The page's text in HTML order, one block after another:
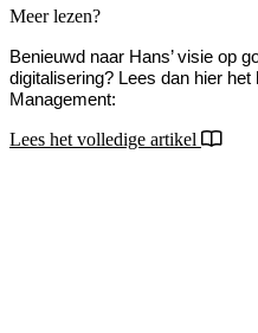
Meer lezen?
Benieuwd naar Hans’ visie op
digitalisering? Lees dan hier
Management:
Lees het volledige artikel